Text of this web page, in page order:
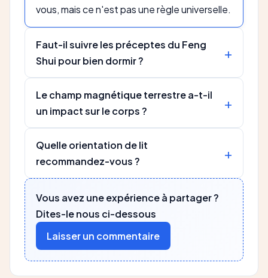
vous, mais ce n'est pas une règle universelle.
Faut-il suivre les préceptes du Feng
Shui pour bien dormir ?
Le champ magnétique terrestre a-t-il
un impact sur le corps ?
Quelle orientation de lit
recommandez-vous ?
Vous avez une expérience à partager ?
Dites-le nous ci-dessous
Laisser un commentaire